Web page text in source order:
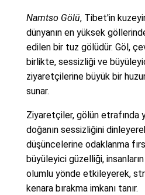
Namtso Gölü, Tibet'in
dünyanın en yüksek
edilen bir tuz gölüdür. Göl,
birlikte, sessizliği ve
ziyaretçilerine büyük bir
sunar.
Ziyaretçiler, gölün etrafında
doğanın sessizliğini
düşüncelerine odaklanma
büyüleyici güzelliği, insanların
olumlu yönde etkileyerek,
kenara bırakma imkanı tanır.